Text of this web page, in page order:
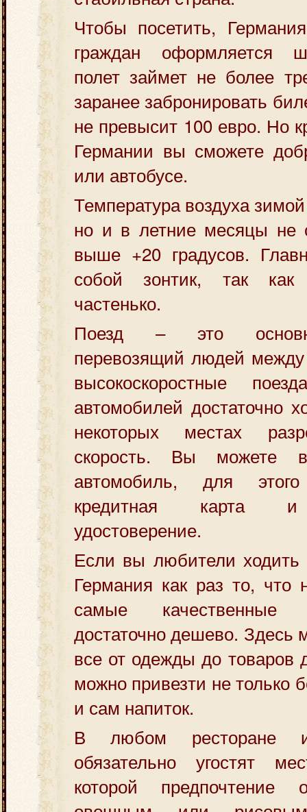
Чтобы посетить,
граждан оформляется
полет займет не более
заранее забронировать
не превысит 100 евро. Но
Германии вы сможете
или автобусе.
Температура воздуха
но и в летние месяцы не
выше +20 градусов.
собой зонтик, так
частенько.
Поезд – это
перевозящий людей
высокоскоростные
автомобилей достаточно
некоторых местах
скорость. Вы можете
автомобиль, для этого
кредитная карта и
удостоверение.
Если вы любители ходить
Германия как раз то, что
самые качественные
достаточно дешево. Здесь
все от одежды до товаров
можно привезти не только
и сам напиток.
В любом ресторане
обязательно угостят
которой